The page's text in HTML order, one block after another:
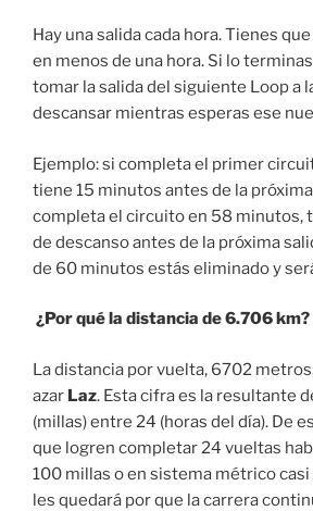
Hay una salida cada hora. Tienes
en menos de una hora. Si lo
tomar la salida del siguiente Loop a
descansar mientras esperas ese
Ejemplo: si completa el primer
tiene 15 minutos antes de la próxima
completa el circuito en 58 minutos,
de descanso antes de la próxima
de 60 minutos estás eliminado y
¿Por qué la distancia de 6.706 km?
La distancia por vuelta, 6702
azar Laz. Esta cifra es la resultante
(millas) entre 24 (horas del día). De
que logren completar 24 vueltas
100 millas o en sistema métrico casi
les quedará por que la carrera